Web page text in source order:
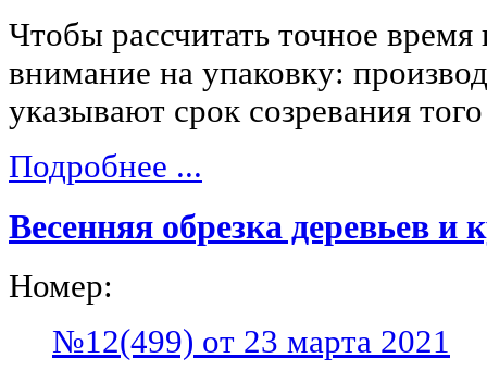
Чтобы рассчитать точное время
внимание на упаковку:
указывают срок созревания
Подробнее ...
Весенняя обрезка деревьев и
Номер:
№12(499) от 23 марта 2021